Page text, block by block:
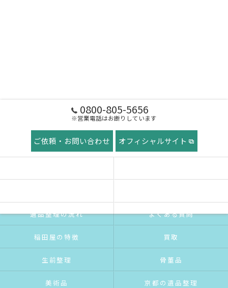
0800-805-5656
※営業電話はお断りしています
ご依頼・お問い合わせ オフィシャルサイト
遺品整理の流れ よくある質問
稲田屋の特徴 買取
生前整理 骨董品
美術品 京都の遺品整理